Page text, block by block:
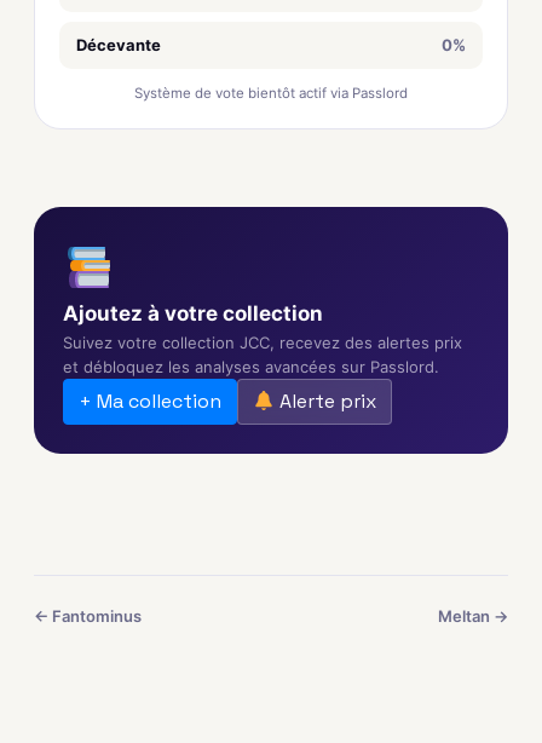
Décevante 0%
Système de vote bientôt actif via Passlord
Ajoutez à votre collection
Suivez votre collection JCC, recevez des alertes prix
et débloquez les analyses avancées sur Passlord.
+ Ma collection Alerte prix
← Fantominus Meltan →